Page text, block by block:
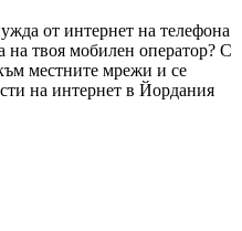
от интернет на телефона
на твоя мобилен оператор? С
местните мрежи и се
на интернет в Йордания